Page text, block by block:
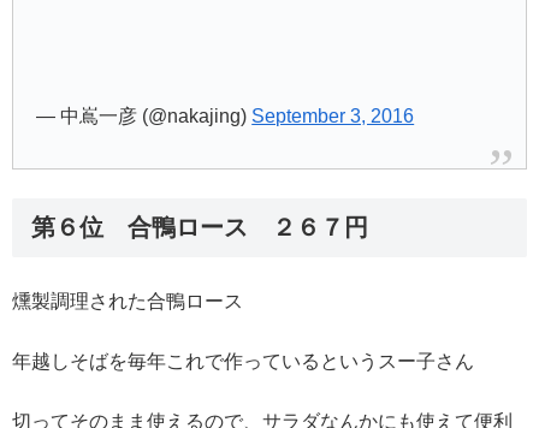
— 中嶌一彦 (@nakajing) September 3, 2016
第６位 合鴨ロース ２６７円
燻製調理された合鴨ロース
年越しそばを毎年これで作っているというスー子さん
切ってそのまま使えるので、サラダなんかにも使えて便利